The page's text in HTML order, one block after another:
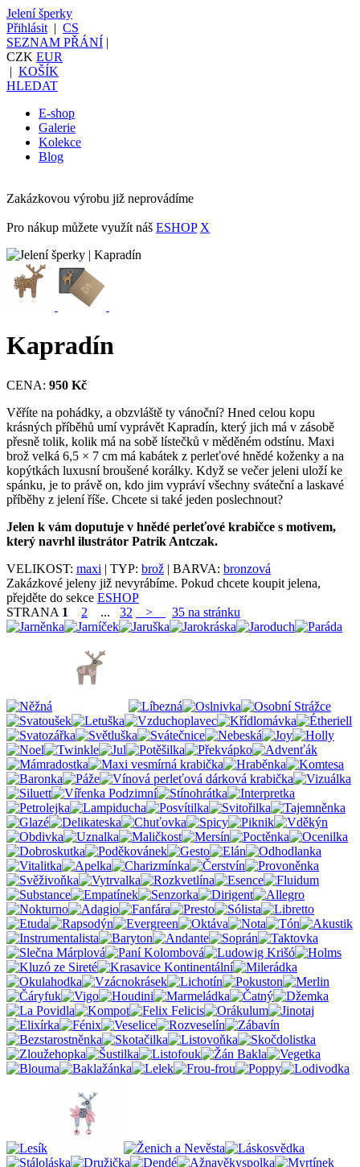
Jelení šperky
Přihlásit | CS
SEZNAM PŘÁNÍ |
CZK EUR
| KOŠÍK
HLEDAT
E-shop
Galerie
Kolekce
Blog
Zakázkovou výrobu již neprovádíme
Pro nákup můžete využít náš ESHOP X
Kapradín
CENA: 950 Kč
Věříte na pohádky, a obzvláště ty vánoční? Hned celou kopu
krásných příběhů umí vyprávět Kapradín, který jich má v zásobě
přesně tolik, kolik má na sobě lístečků v měděném odstínu. Maxi
brož velká 6,5 × 7 cm má kabátek z perleťové hnědé koženky a na
kopýtkách luxusní broušené korálky. Když se večer jeleni uloží ke
spánku, je to právě on, kdo jim vypráví všechny sváteční a laskavé
příběhy z jelení říše. Chcete si také jeden poslechnout?
Jelen k vám doputuje v hnědé perleťové krabičce s motivem,
který navrhl ilustrátor Patrik Antczak.
VELIKOST: maxi | TYP: brož | BARVA: bronzová
Zakázkové jeleny již nevyrábíme. Pokud chcete koupit jelena,
přejděte do sekce ESHOP
STRANA 1 2 ... 32 > 35 na stránku